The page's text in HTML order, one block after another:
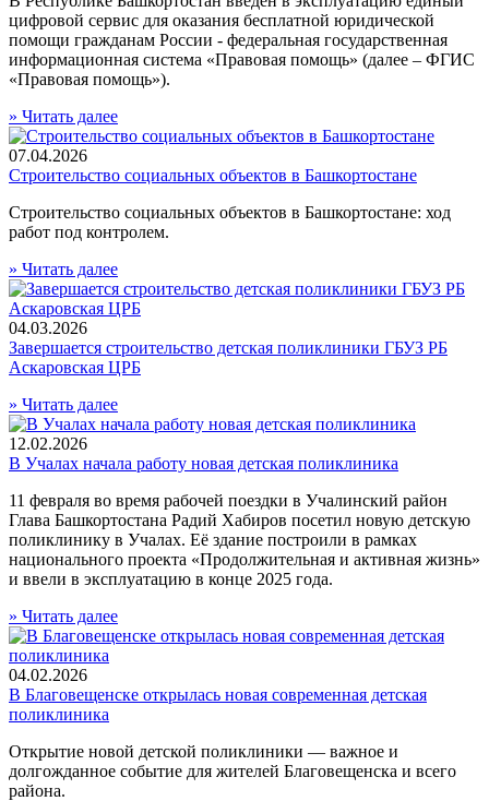
цифровой сервис для оказания бесплатной юридической
помощи гражданам России - федеральная государственная
информационная система «Правовая помощь» (далее – ФГИС
«Правовая помощь»).
» Читать далее
07.04.2026
Строительство социальных объектов в Башкортостане
Строительство социальных объектов в Башкортостане: ход
работ под контролем.
» Читать далее
04.03.2026
Завершается строительство детская поликлиники ГБУЗ РБ
Аскаровская ЦРБ
» Читать далее
12.02.2026
В Учалах начала работу новая детская поликлиника
11 февраля во время рабочей поездки в Учалинский район
Глава Башкортостана Радий Хабиров посетил новую детскую
поликлинику в Учалах. Её здание построили в рамках
национального проекта «Продолжительная и активная жизнь»
и ввели в эксплуатацию в конце 2025 года.
» Читать далее
04.02.2026
В Благовещенске открылась новая современная детская
поликлиника
Открытие новой детской поликлиники — важное и
долгожданное событие для жителей Благовещенска и всего
района.